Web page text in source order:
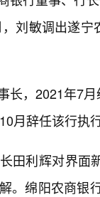
刘敏调出遂
长，2021年7
月辞任该行执
田利辉对界
。绵阳农商银